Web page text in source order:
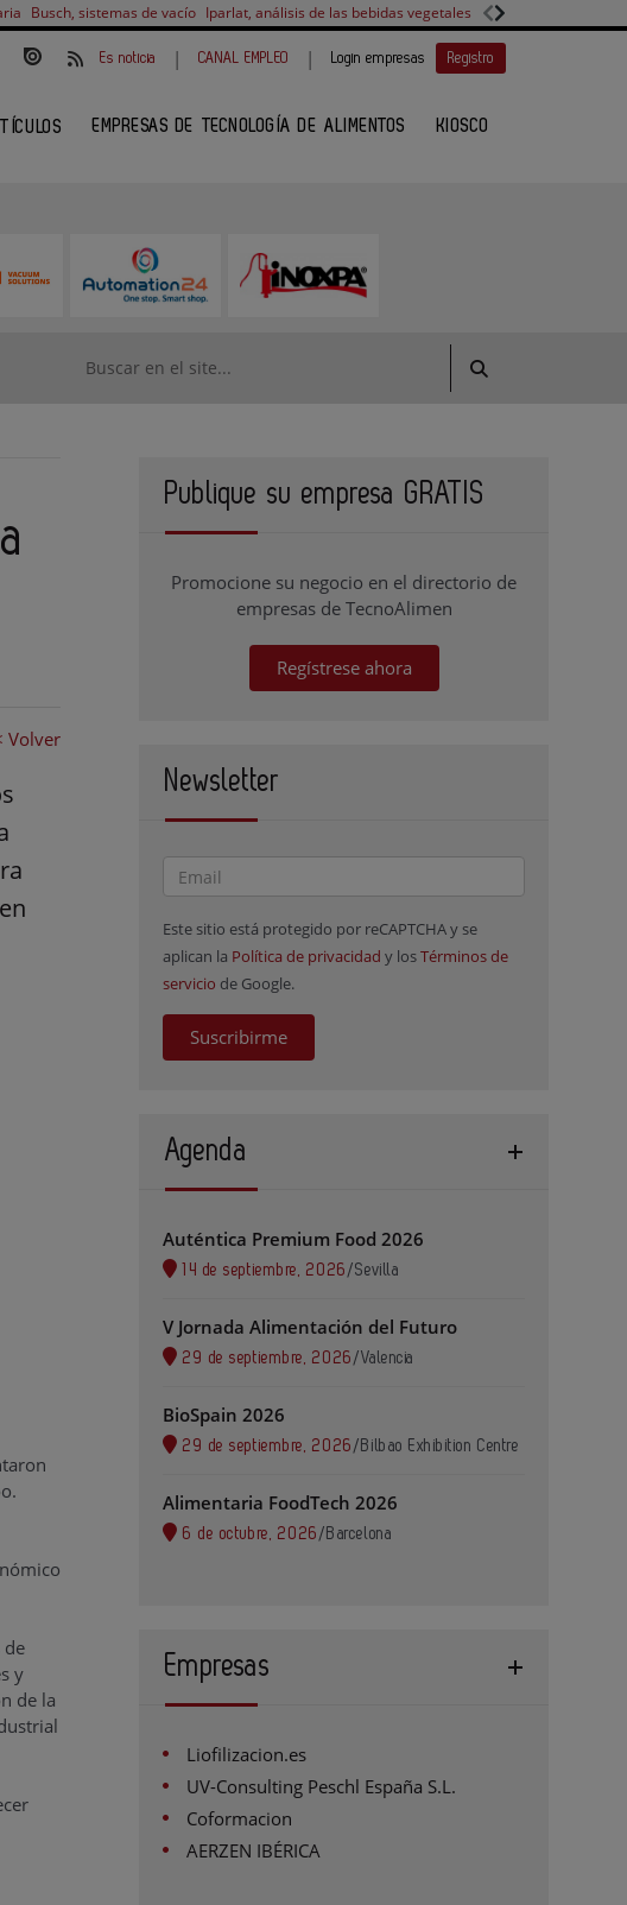
Busch, sistemas de vacío Iparlat, análisis de las bebidas vegetales FANUC, colaboración
Es noticia | CANAL EMPLEO | Login empresas Registro
EMPRESAS DE TECNOLOGÍA DE ALIMENTOS KIOSCO
Volver
de
y
de la
Publique su empresa GRATIS
Promocione su negocio en el directorio de
empresas de TecnoAlimen
Regístrese ahora
Newsletter
Este sitio está protegido por reCAPTCHA y se
aplican la Política de privacidad y losTérminos de
servicio de Google.
Suscribirme
Agenda
Auténtica Premium Food 2026
14 de septiembre, 2026 /Sevilla
V Jornada Alimentación del Futuro
29 de septiembre, 2026 /Valencia
BioSpain 2026
29 de septiembre, 2026 / Bilbao Exhibition Centre
Alimentaria FoodTech 2026
6 de octubre, 2026 / Barcelona
Empresas
Liofilizacion.es
UV-Consulting Peschl España S.L.
Coformacion
AERZEN IBÉRICA